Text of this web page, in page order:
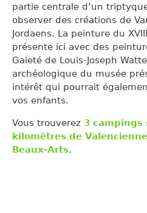
partie centrale d’un
observer des créations de
Jordaens. La peinture du
présente ici avec des
Gaieté de Louis-Joseph
archéologique du musée
intérêt qui pourrait
vos enfants.
Vous trouverez 3 campings
kilomètres de
Beaux-Arts.